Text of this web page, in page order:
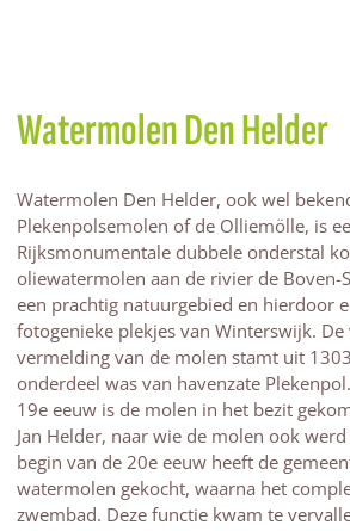
Watermolen Den Helder
Watermolen Den Helder, ook wel
Plekenpolsemolen of de Olliemölle, is
Rijksmonumentale dubbele onderstal
oliewatermolen aan de rivier de Boven-
een prachtig natuurgebied en hierdoor
fotogenieke plekjes van Winterswijk.
vermelding van de molen stamt uit
onderdeel was van havenzate
19e eeuw is de molen in het bezit
Jan Helder, naar wie de molen ook
begin van de 20e eeuw heeft de
watermolen gekocht, waarna het
zwembad. Deze functie kwam te